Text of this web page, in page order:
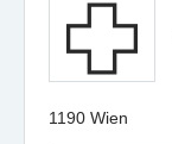
1190 Wien